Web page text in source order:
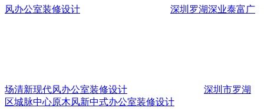
风办公室装修设计 深圳罗湖深业泰富广
场清新现代风办公室装修设计
深圳市罗湖
区城脉中心原木风新中式办公室装修设计